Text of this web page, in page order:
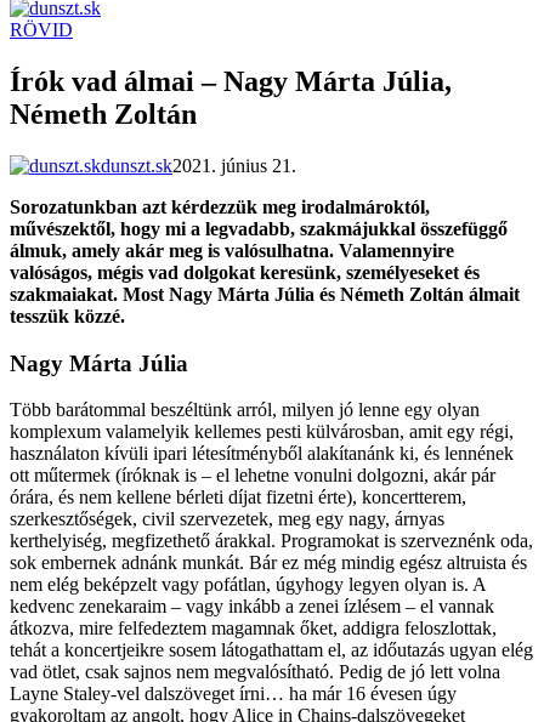
RÖVID
Írók vad álmai – Nagy Márta Júlia,
Németh Zoltán
dunszt.sk2021. június 21.
Sorozatunkban azt kérdezzük meg irodalmároktól,
művészektől, hogy mi a legvadabb, szakmájukkal összefüggő
álmuk, amely akár meg is valósulhatna. Valamennyire
valóságos, mégis vad dolgokat keresünk, személyeseket és
szakmaiakat. Most Nagy Márta Júlia és Németh Zoltán álmait
tesszük közzé.
Nagy Márta Júlia
Több barátommal beszéltünk arról, milyen jó lenne egy olyan
komplexum valamelyik kellemes pesti külvárosban, amit egy régi,
használaton kívüli ipari létesítményből alakítanánk ki, és lennének
ott műtermek (íróknak is – el lehetne vonulni dolgozni, akár pár
órára, és nem kellene bérleti díjat fizetni érte), koncertterem,
szerkesztőségek, civil szervezetek, meg egy nagy, árnyas
kerthelyiség, megfizethető árakkal. Programokat is szerveznénk oda,
sok embernek adnánk munkát. Bár ez még mindig egész altruista és
nem elég beképzelt vagy pofátlan, úgyhogy legyen olyan is. A
kedvenc zenekaraim – vagy inkább a zenei ízlésem – el vannak
átkozva, mire felfedeztem magamnak őket, addigra feloszlottak,
tehát a koncertjeikre sosem látogathattam el, az időutazás ugyan elég
vad ötlet, csak sajnos nem megvalósítható. Pedig de jó lett volna
Layne Staley-vel dalszöveget írni… ha már 16 évesen úgy
gyakoroltam az angolt, hogy Alice in Chains-dalszövegeket